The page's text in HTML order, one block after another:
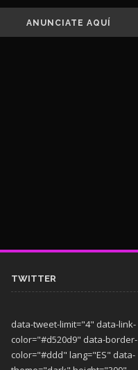
ANUNCIATE AQUÍ
TWITTER
data-tweet-limit="4" data-link-
color="#d520d9" data-border-
color="#ddd" lang="ES" data-